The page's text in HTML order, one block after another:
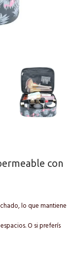
con
lo que mantiene
O si preferís